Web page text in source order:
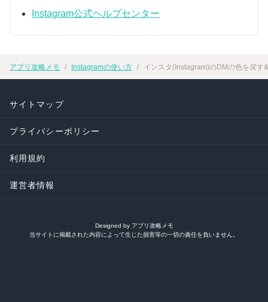
Instagram公式ヘルプセンター
アプリ攻略メモ Instagramの使い方 インスタ(Instagram)のDMの色を戻す
サイトマップ
プライバシーポリシー
利用規約
運営者情報
Designed by アプリ攻略メモ
当サイトに掲載された内容によって生じた損害等の一切の責任を負いません。